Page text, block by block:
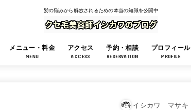
髪の悩みから解放されるための本当の知識を公開中
メニュー・料金
MENU
アクセス
ACCESS
予約・相談
RESERVATION
プロフィール
PROFILE
イシカワ マサキ